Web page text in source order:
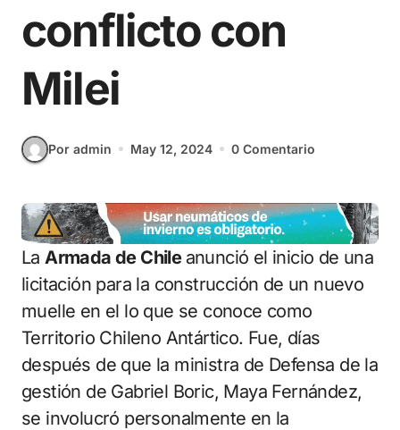
conflicto con
Milei
Por admin May 12, 2024 0 Comentario
LaArmada de Chile anunció el inicio de una
licitación para la construcción de un nuevo
muelle en el lo que se conoce como
Territorio Chileno Antártico. Fue, días
después de que la ministra de Defensa de la
gestión de Gabriel Boric, Maya Fernández,
se involucró personalmente en la